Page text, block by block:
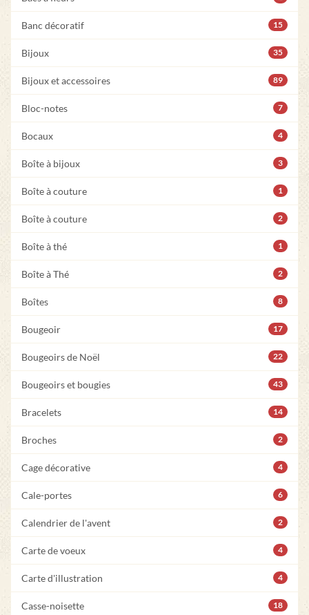
Banc décoratif 15
Bijoux 35
Bijoux et accessoires 89
Bloc-notes 7
Bocaux 4
Boîte à bijoux 3
Boîte à couture 1
Boîte à couture 2
Boîte à thé 1
Boîte à Thé 2
Boîtes 8
Bougeoir 17
Bougeoirs de Noël 22
Bougeoirs et bougies 43
Bracelets 14
Broches 2
Cage décorative 4
Cale-portes 6
Calendrier de l'avent 2
Carte de voeux 4
Carte d'illustration 4
Casse-noisette 18